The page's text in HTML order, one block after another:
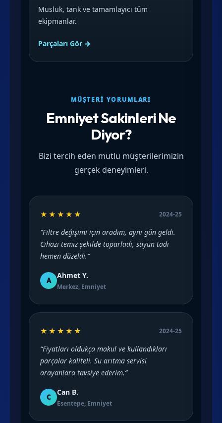
Musluk, tank ve tamamlayıcı tüm
ekipmanlar.
Parçaları Gör →
MÜŞTERI YORUMLARI
Emniyet Sakinleri Ne
Diyor?
Bizi tercih eden mutlu müşterilerimizin
gerçek deneyimleri.
★★★★★ 2024-25
“Filtre değişimi için aradım, aynı gün geldi.
Cihazı temiz şekilde toparladı, suyun tadı
hemen düzeldi.”
A
Ahmet Y.
Merkez, Emniyet
★★★★★ 2024-25
“Fiyatları oldukça makul ve kullandıkları
parçalar kaliteli. Su arıtma servisi
arayanlara tavsiye ederim.”
C
Can B.
Esentepe, Emniyet